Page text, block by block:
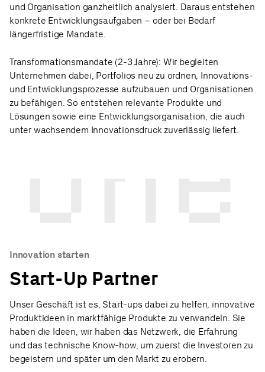
und Organisation ganzheitlich analysiert. Daraus entstehen
konkrete Entwicklungsaufgaben – oder bei Bedarf
längerfristige Mandate. ​
Transformationsmandate (2-3 Jahre): Wir begleiten
Unternehmen dabei, Portfolios neu zu ordnen, Innovations-
und Entwicklungsprozesse aufzubauen und Organisationen
zu befähigen. So entstehen relevante Produkte und
Lösungen sowie eine Entwicklungsorganisation, die auch
unter wachsendem Innovationsdruck zuverlässig liefert.
Innovation starten
Start-Up Partner
Unser Geschäft ist es, Start-ups dabei zu helfen, innovative
Produktideen in marktfähige Produkte zu verwandeln. Sie
haben die Ideen, wir haben das Netzwerk, die Erfahrung
und das technische Know-how, um zuerst die Investoren zu
begeistern und später um den Markt zu erobern.